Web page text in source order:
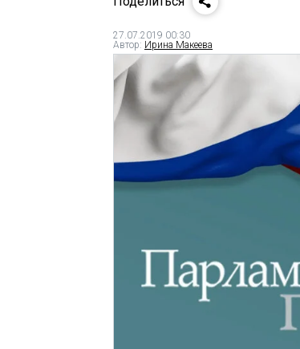
27.07.2019 00:30
Автор: Ирина Макеева